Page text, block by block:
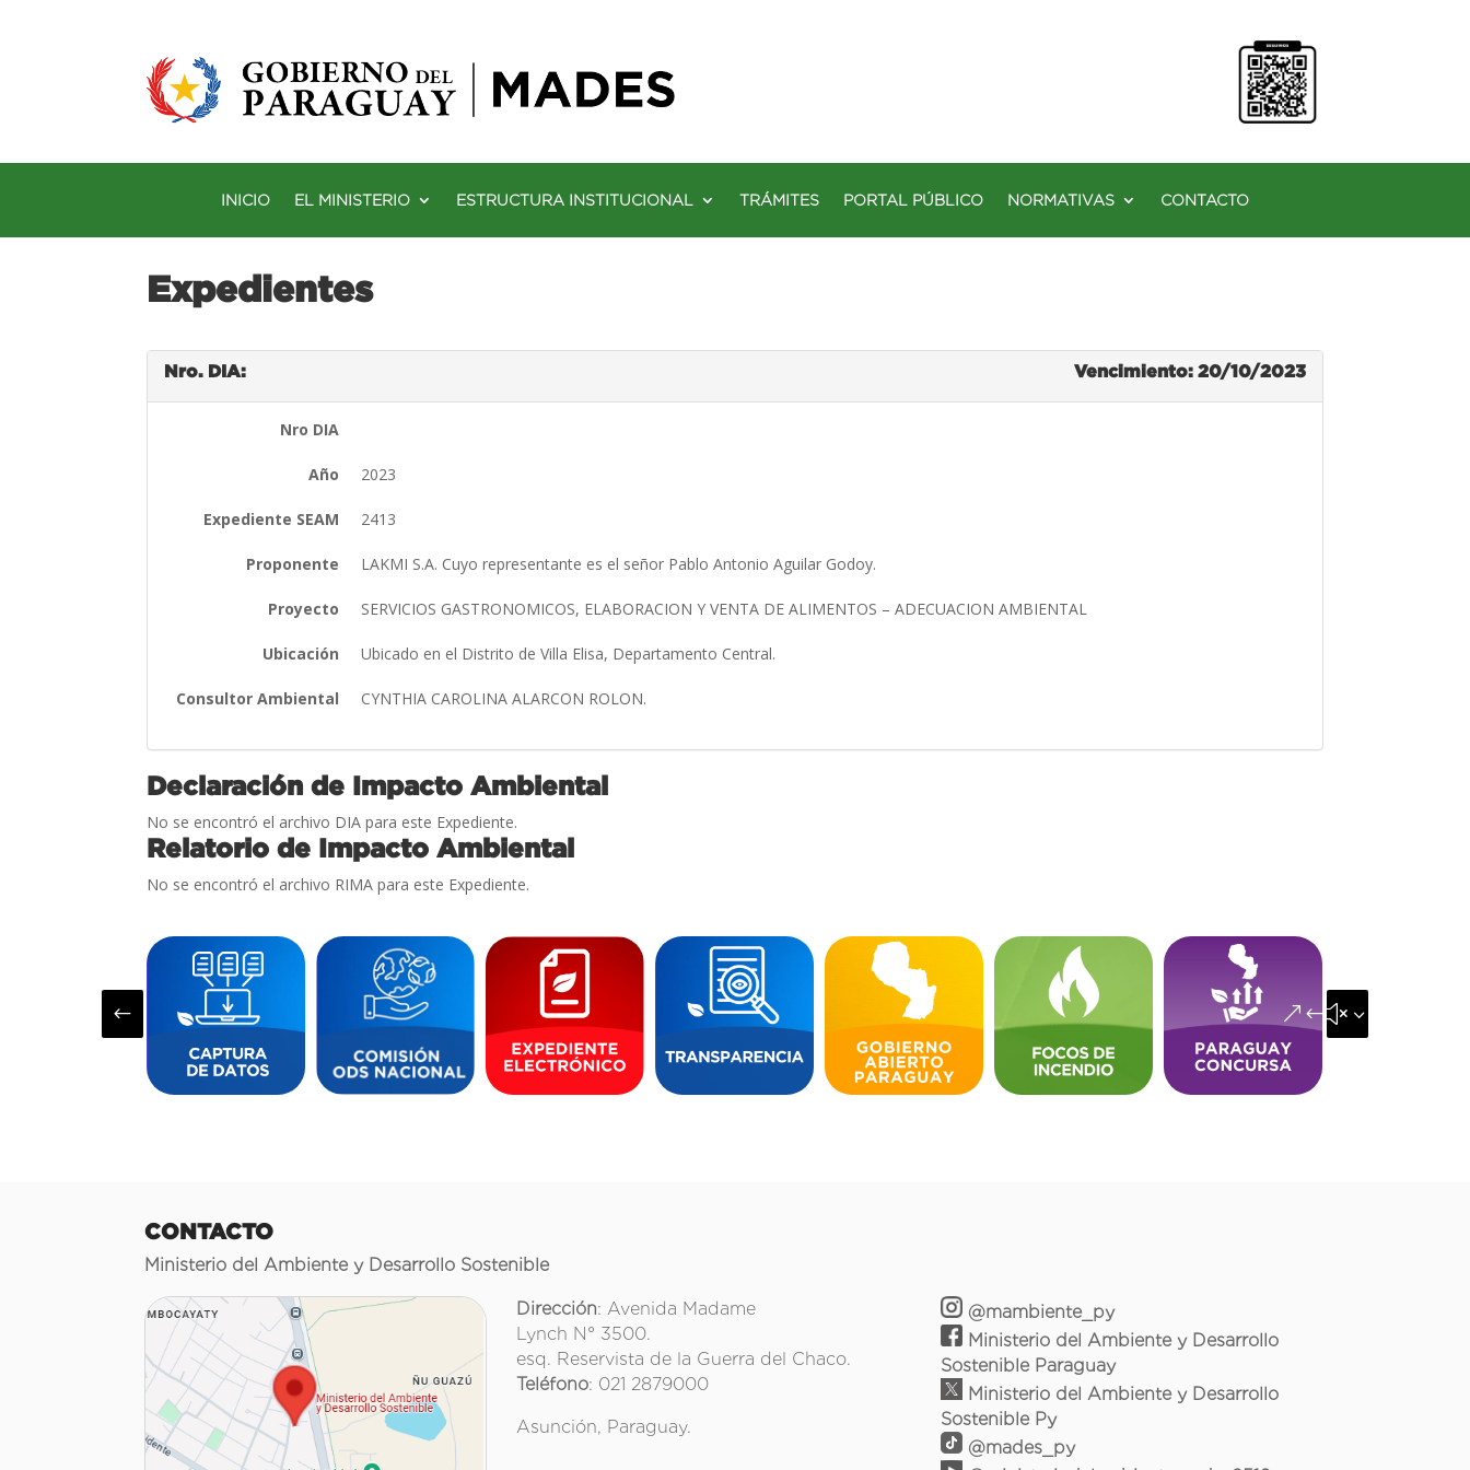
INICIO EL MINISTERIO ESTRUCTURA INSTITUCIONAL TRÁMITES PORTAL PÚBLICO NORMATIVAS CONTACTO
Expedientes
Nro. DIA: Vencimiento: 20/10/2023
Nro DIA
Año 2023
Expediente SEAM 2413
Proponente LAKMI S.A. Cuyo representante es el señor Pablo Antonio Aguilar Godoy.
Proyecto SERVICIOS GASTRONOMICOS, ELABORACION Y VENTA DE ALIMENTOS – ADECUACION AMBIENTAL
Ubicación Ubicado en el Distrito de Villa Elisa, Departamento Central.
Consultor Ambiental CYNTHIA CAROLINA ALARCON ROLON.
Declaración de Impacto Ambiental
No se encontró el archivo DIA para este Expediente.
Relatorio de Impacto Ambiental
No se encontró el archivo RIMA para este Expediente.
# &#x35;
CONTACTO
Ministerio del Ambiente y Desarrollo Sostenible
Dirección: Avenida Madame
Lynch N° 3500.
esq. Reservista de la Guerra del Chaco.
Teléfono: 021 2879000
Asunción, Paraguay.
@mambiente_py
Ministerio del Ambiente y Desarrollo
Sostenible Paraguay
Ministerio del Ambiente y Desarrollo
Sostenible Py
@mades_py